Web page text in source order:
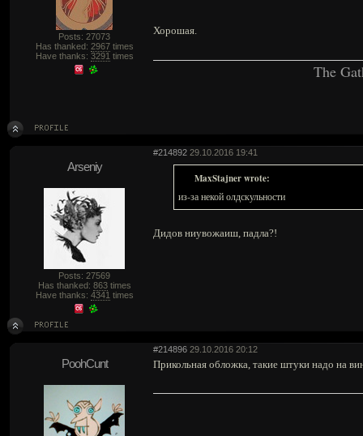
Posts: 27073
Has thanked: 2967times
Have thanks: 3291 times
Хорошая.
The
#214892 29.10.2016 19:41
Arseniy
Posts: 27569
Has thanked: 863times
Have thanks: 4341 times
MaxStajner wrote:
из-за некой олдскульности
Дидов ниувожаиш, падла?!
#214896 29.10.2016 20:12
PoohCunt Прикольная обложка, такие штуки надо на